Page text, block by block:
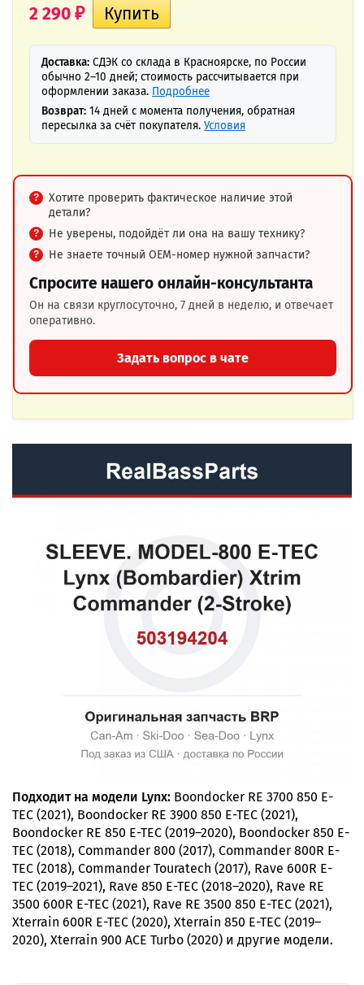
2 290 ₽
Доставка: СДЭК со склада в Красноярске, по России
обычно 2–10 дней; стоимость рассчитывается при
оформлении заказа. Подробнее
Возврат: 14 дней с момента получения, обратная
пересылка за счёт покупателя. Условия
Хотите проверить фактическое наличие этой
детали?
Не уверены, подойдёт ли она на вашу технику?
Не знаете точный OEM-номер нужной запчасти?
Спросите нашего онлайн-консультанта
Он на связи круглосуточно, 7 дней в неделю, и отвечает
оперативно.
Задать вопрос в чате
Подходит на модели Lynx: Boondocker RE 3700 850 E-
TEC (2021), Boondocker RE 3900 850 E-TEC (2021),
Boondocker RE 850 E-TEC (2019–2020), Boondocker 850 E-
TEC (2018), Commander 800 (2017), Commander 800R E-
TEC (2018), Commander Touratech (2017), Rave 600R E-
TEC (2019–2021), Rave 850 E-TEC (2018–2020), Rave RE
3500 600R E-TEC (2021), Rave RE 3500 850 E-TEC (2021),
Xterrain 600R E-TEC (2020), Xterrain 850 E-TEC (2019–
2020), Xterrain 900 ACE Turbo (2020) и другие модели.